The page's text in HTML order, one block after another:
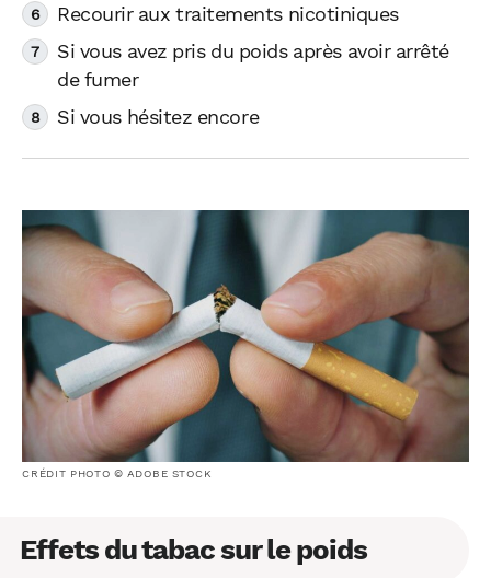
Recourir aux traitements nicotiniques
Si vous avez pris du poids après avoir arrêté
de fumer
Si vous hésitez encore
CRÉDIT PHOTO © ADOBE STOCK
Effets du tabac sur le poids